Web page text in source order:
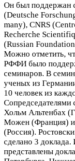
Он был поддержан
(Deutsche
many), CNRS
Recherche
(Russ­ian
Можно отметить,
РФФИ было
семинаров. В
ученых из
10 человек из
Сопредседателями
Хольм Альтенбах
Можен (Франция)
(Россия).
сделано 3 доклада.
представлены